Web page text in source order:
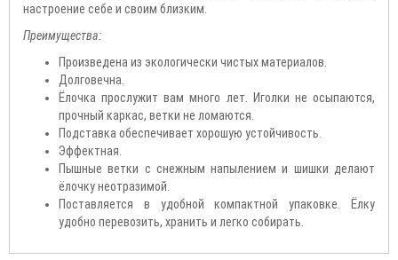
настроение себе и своим близким.
Преимущества:
Произведена из экологически чистых материалов.
Долговечна.
Ёлочка прослужит вам много лет. Иголки не осыпаются,
прочный каркас, ветки не ломаются.
Подставка обеспечивает хорошую устойчивость.
Эффектная.
Пышные ветки с снежным напылением и шишки делают
ёлочку неотразимой.
Поставляется в удобной компактной упаковке. Ёлку
удобно перевозить, хранить и легко собирать.